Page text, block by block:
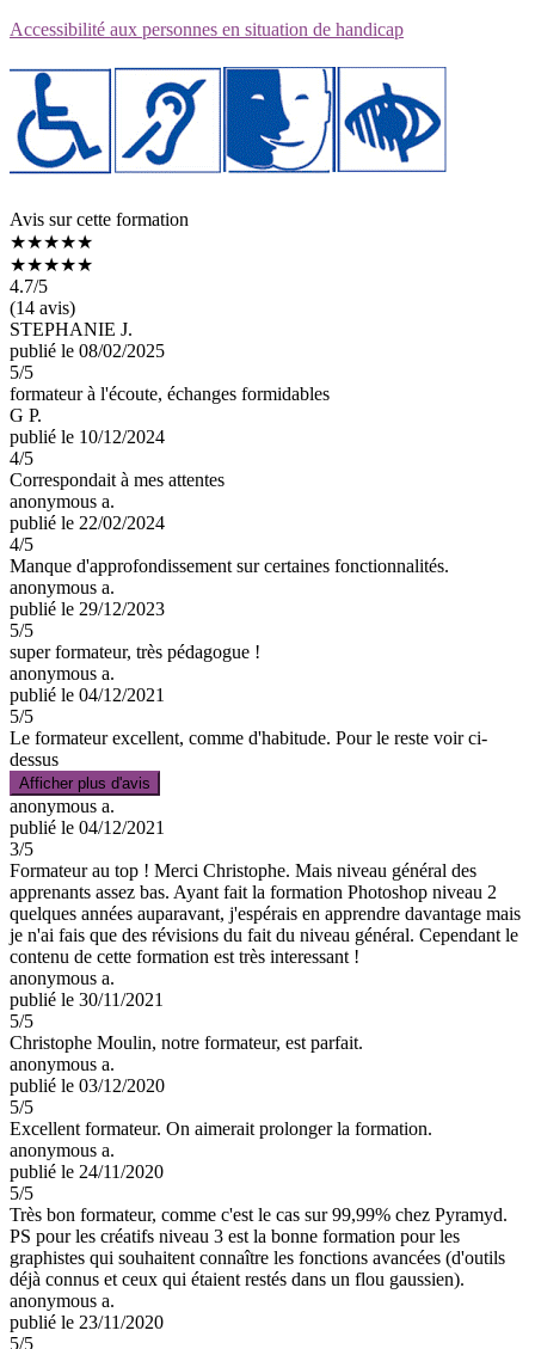
Accessibilité aux personnes en situation de handicap
Avis sur cette formation
★★★★★
★★★★★
4.7/5
(14 avis)
STEPHANIE J.
publié le 08/02/2025
5/5
formateur à l'écoute, échanges formidables
G P.
publié le 10/12/2024
4/5
Correspondait à mes attentes
anonymous a.
publié le 22/02/2024
4/5
Manque d'approfondissement sur certaines fonctionnalités.
anonymous a.
publié le 29/12/2023
5/5
super formateur, très pédagogue !
anonymous a.
publié le 04/12/2021
5/5
Le formateur excellent, comme d'habitude. Pour le reste voir ci-
dessus
Afficher plus d'avis
anonymous a.
publié le 04/12/2021
3/5
Formateur au top ! Merci Christophe. Mais niveau général des
apprenants assez bas. Ayant fait la formation Photoshop niveau 2
quelques années auparavant, j'espérais en apprendre davantage mais
je n'ai fais que des révisions du fait du niveau général. Cependant le
contenu de cette formation est très interessant !
anonymous a.
publié le 30/11/2021
5/5
Christophe Moulin, notre formateur, est parfait.
anonymous a.
publié le 03/12/2020
5/5
Excellent formateur. On aimerait prolonger la formation.
anonymous a.
publié le 24/11/2020
5/5
Très bon formateur, comme c'est le cas sur 99,99% chez Pyramyd.
PS pour les créatifs niveau 3 est la bonne formation pour les
graphistes qui souhaitent connaître les fonctions avancées (d'outils
déjà connus et ceux qui étaient restés dans un flou gaussien).
anonymous a.
publié le 23/11/2020
5/5